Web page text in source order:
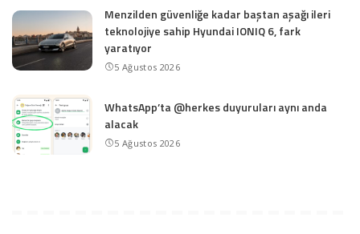
Menzilden güvenliğe kadar baştan aşağı ileri
teknolojiye sahip Hyundai IONIQ 6, fark
yaratıyor
5 Ağustos 2026
WhatsApp’ta @herkes duyuruları aynı anda
alacak
5 Ağustos 2026